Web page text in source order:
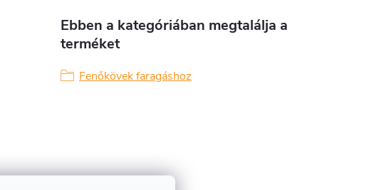
Ebben a kategóriában megtalálja a
terméket
Fenőkövek faragáshoz